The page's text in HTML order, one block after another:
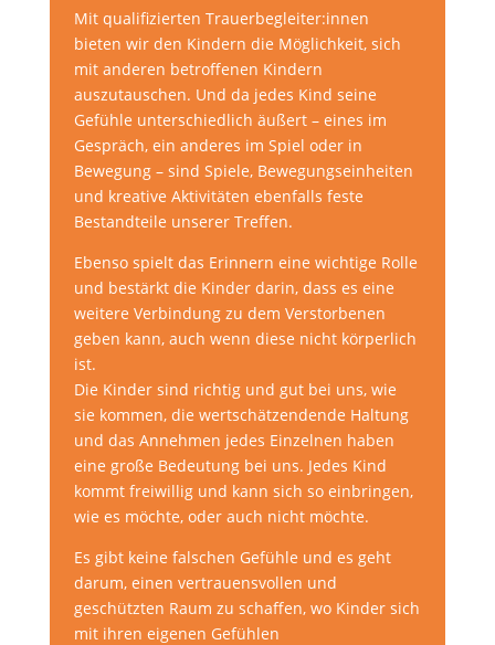
Mit qualifizierten Trauerbegleiter:innen
bieten wir den Kindern die Möglichkeit, sich
mit anderen betroffenen Kindern
auszutauschen. Und da jedes Kind seine
Gefühle unterschiedlich äußert – eines im
Gespräch, ein anderes im Spiel oder in
Bewegung – sind Spiele, Bewegungseinheiten
und kreative Aktivitäten ebenfalls feste
Bestandteile unserer Treffen.
Ebenso spielt das Erinnern eine wichtige Rolle
und bestärkt die Kinder darin, dass es eine
weitere Verbindung zu dem Verstorbenen
geben kann, auch wenn diese nicht körperlich
ist.
Die Kinder sind richtig und gut bei uns, wie
sie kommen, die wertschätzendende Haltung
und das Annehmen jedes Einzelnen haben
eine große Bedeutung bei uns. Jedes Kind
kommt freiwillig und kann sich so einbringen,
wie es möchte, oder auch nicht möchte.
Es gibt keine falschen Gefühle und es geht
darum, einen vertrauensvollen und
geschützten Raum zu schaffen, wo Kinder sich
mit ihren eigenen Gefühlen